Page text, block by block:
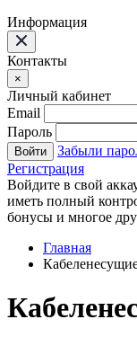
Информация
Контакты
×
Личный кабинет
Email
Пароль
Войти
Забыли
Регистрация
Войдите в свой
иметь полный
бонусы и многое
Главная